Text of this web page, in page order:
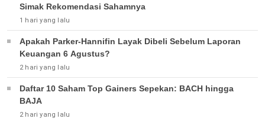
Simak Rekomendasi Sahamnya
1 hari yang lalu
Apakah Parker-Hannifin Layak Dibeli Sebelum Laporan
Keuangan 6 Agustus?
2 hari yang lalu
Daftar 10 Saham Top Gainers Sepekan: BACH hingga
BAJA
2 hari yang lalu